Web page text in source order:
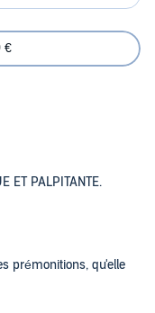
€
ET PALPITANTE.
prémonitions, qu'elle